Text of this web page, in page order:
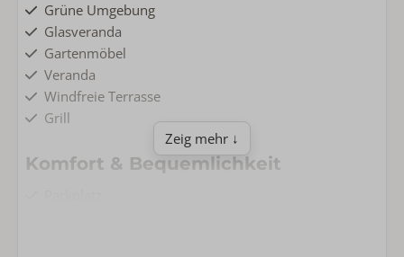
Grüne Umgebung
Glasveranda
Gartenmöbel
Veranda
Windfreie Terrasse
Grill
Komfort & Bequemlichkeit
Zeig mehr ↓